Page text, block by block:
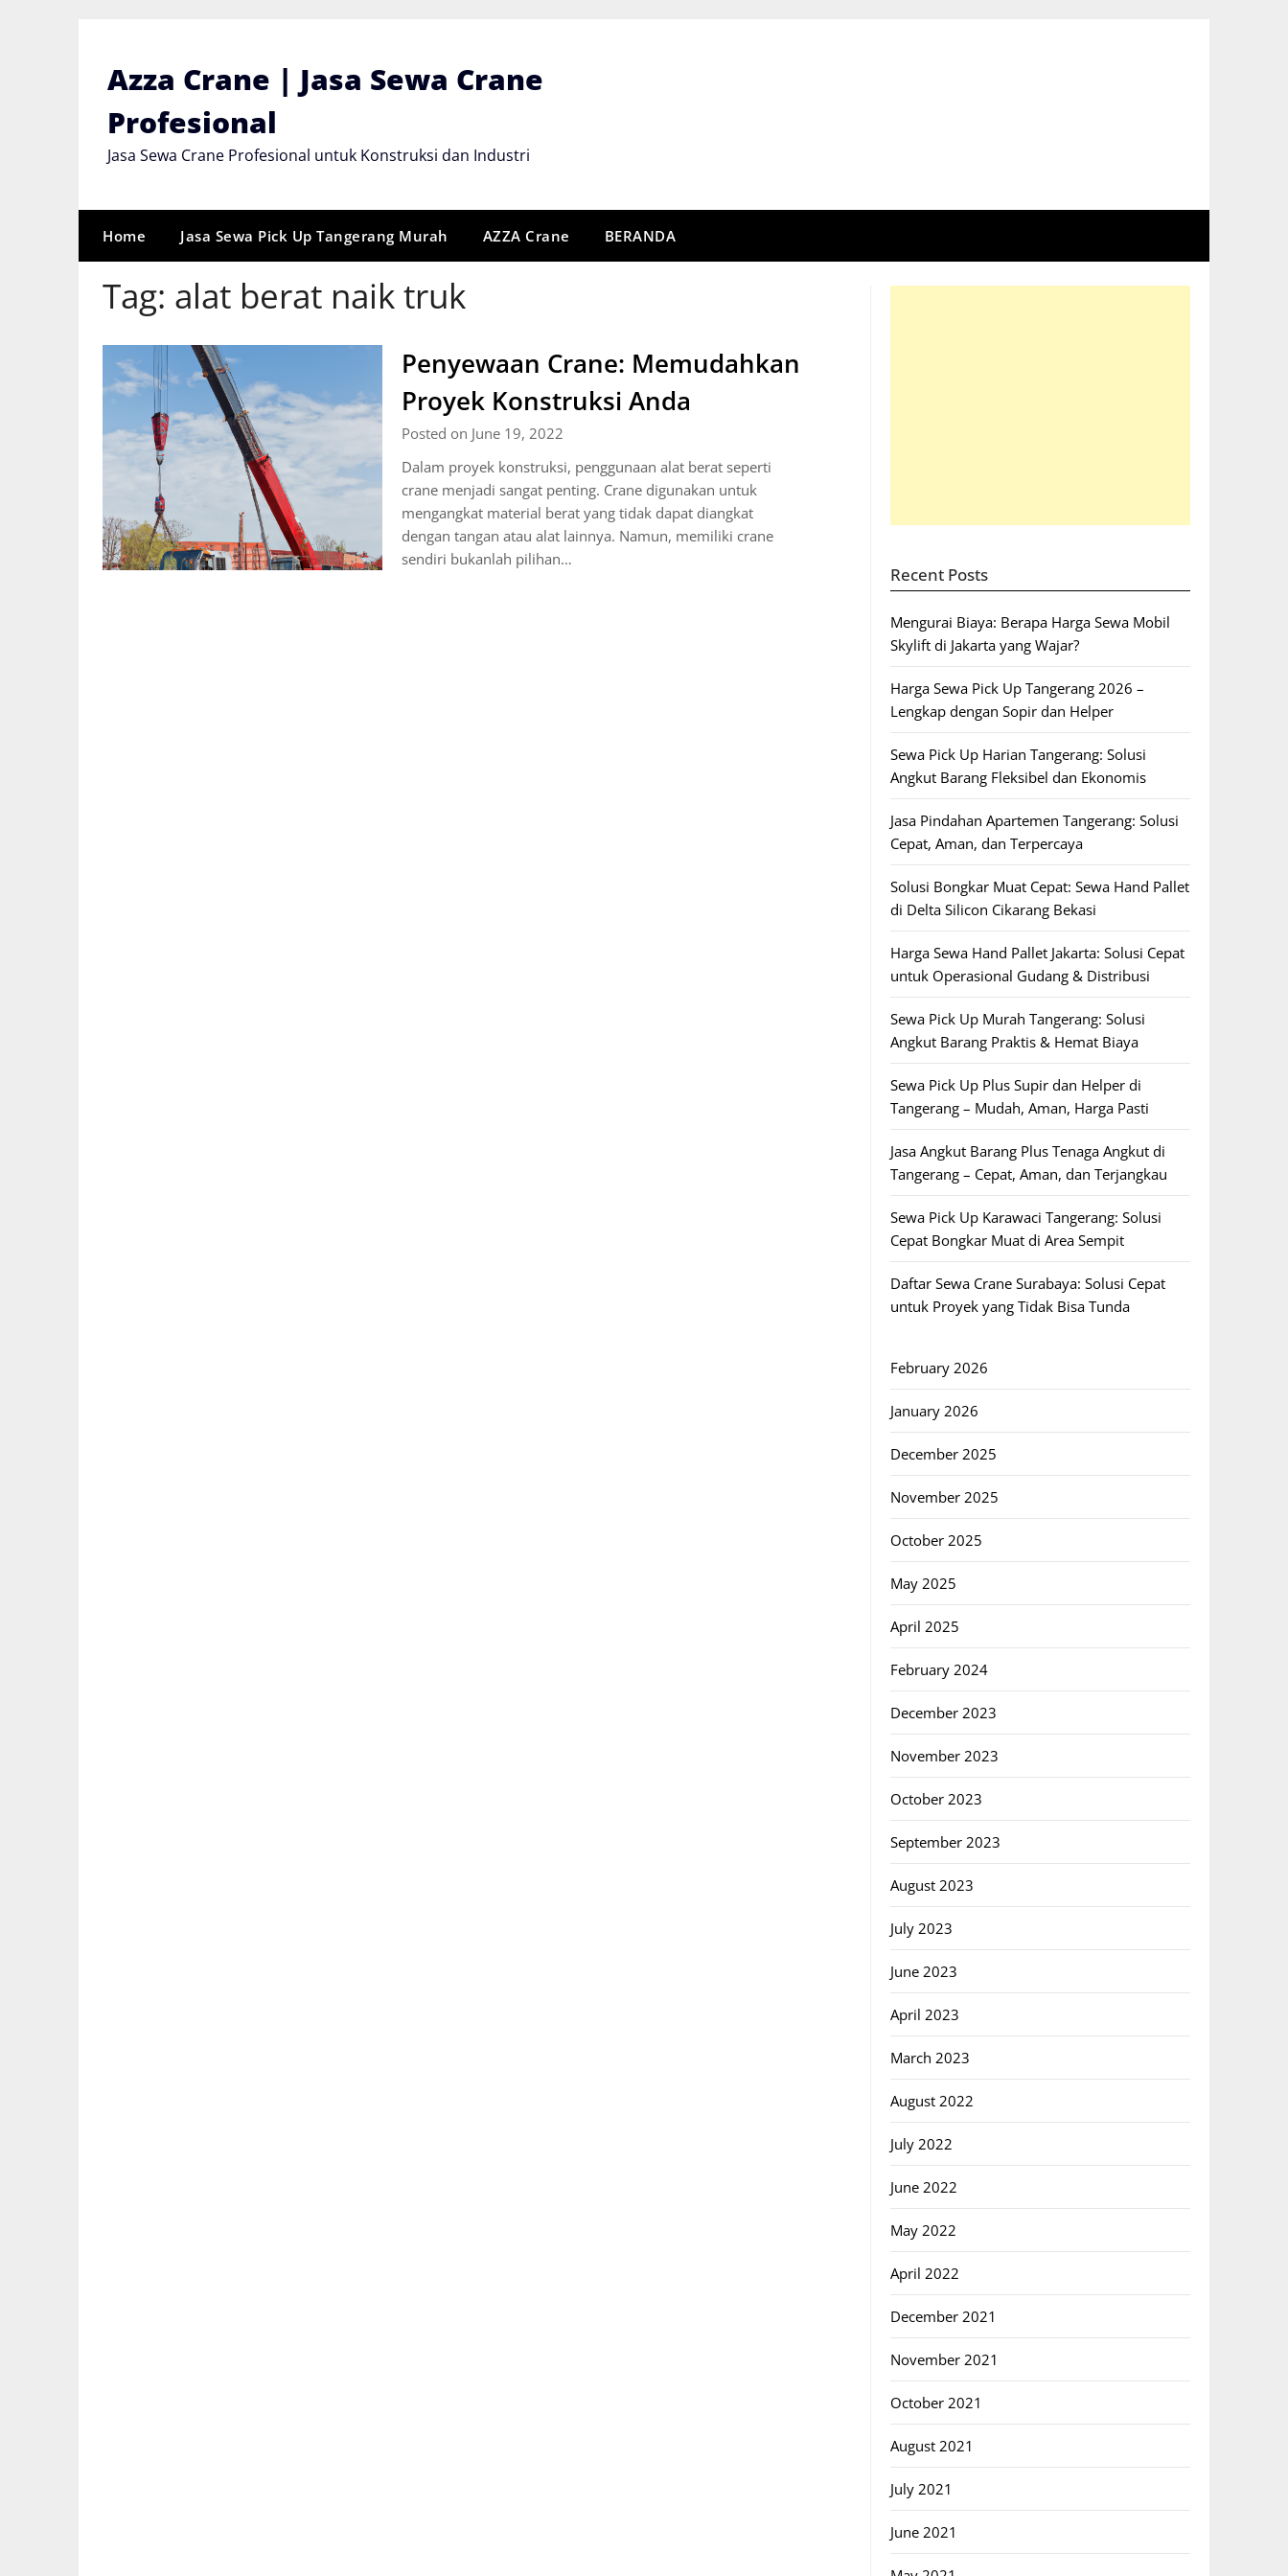
Azza Crane | Jasa Sewa Crane
Profesional
Jasa Sewa Crane Profesional untuk Konstruksi dan Industri
Home Jasa Sewa Pick Up Tangerang Murah AZZA Crane BERANDA
Tag: alat berat naik truk
Penyewaan Crane: Memudahkan
Proyek Konstruksi Anda
Posted on June 19, 2022
Dalam proyek konstruksi, penggunaan alat berat seperti
crane menjadi sangat penting. Crane digunakan untuk
mengangkat material berat yang tidak dapat diangkat
dengan tangan atau alat lainnya. Namun, memiliki crane
sendiri bukanlah pilihan…
Recent Posts
Mengurai Biaya: Berapa Harga Sewa Mobil
Skylift di Jakarta yang Wajar?
Harga Sewa Pick Up Tangerang 2026 –
Lengkap dengan Sopir dan Helper
Sewa Pick Up Harian Tangerang: Solusi
Angkut Barang Fleksibel dan Ekonomis
Jasa Pindahan Apartemen Tangerang: Solusi
Cepat, Aman, dan Terpercaya
Solusi Bongkar Muat Cepat: Sewa Hand Pallet
di Delta Silicon Cikarang Bekasi
Harga Sewa Hand Pallet Jakarta: Solusi Cepat
untuk Operasional Gudang & Distribusi
Sewa Pick Up Murah Tangerang: Solusi
Angkut Barang Praktis & Hemat Biaya
Sewa Pick Up Plus Supir dan Helper di
Tangerang – Mudah, Aman, Harga Pasti
Jasa Angkut Barang Plus Tenaga Angkut di
Tangerang – Cepat, Aman, dan Terjangkau
Sewa Pick Up Karawaci Tangerang: Solusi
Cepat Bongkar Muat di Area Sempit
Daftar Sewa Crane Surabaya: Solusi Cepat
untuk Proyek yang Tidak Bisa Tunda
February 2026
January 2026
December 2025
November 2025
October 2025
May 2025
April 2025
February 2024
December 2023
November 2023
October 2023
September 2023
August 2023
July 2023
June 2023
April 2023
March 2023
August 2022
July 2022
June 2022
May 2022
April 2022
December 2021
November 2021
October 2021
August 2021
July 2021
June 2021